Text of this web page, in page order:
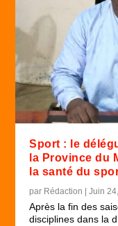
Sport : le
la Province du
la santé du
par Rédaction |Juin
Après la fin des
disciplines dans la